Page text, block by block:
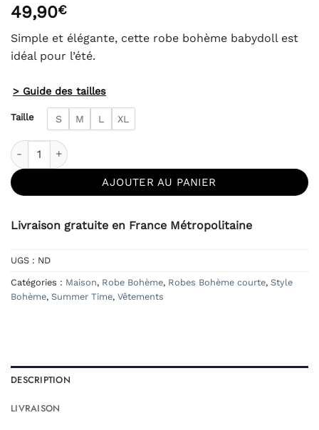
49,90€
Simple et élégante, cette robe bohème babydoll est
idéal pour l’été.
> Guide des tailles
Taille S M L XL
quantité de Robe Bohème Babydoll Imprimé Rouge
AJOUTER AU PANIER
Livraison gratuite en France Métropolitaine
UGS : ND
Catégories : Maison, Robe Bohème, Robes Bohème courte, Style
Bohème, Summer Time, Vêtements
DESCRIPTION
LIVRAISON